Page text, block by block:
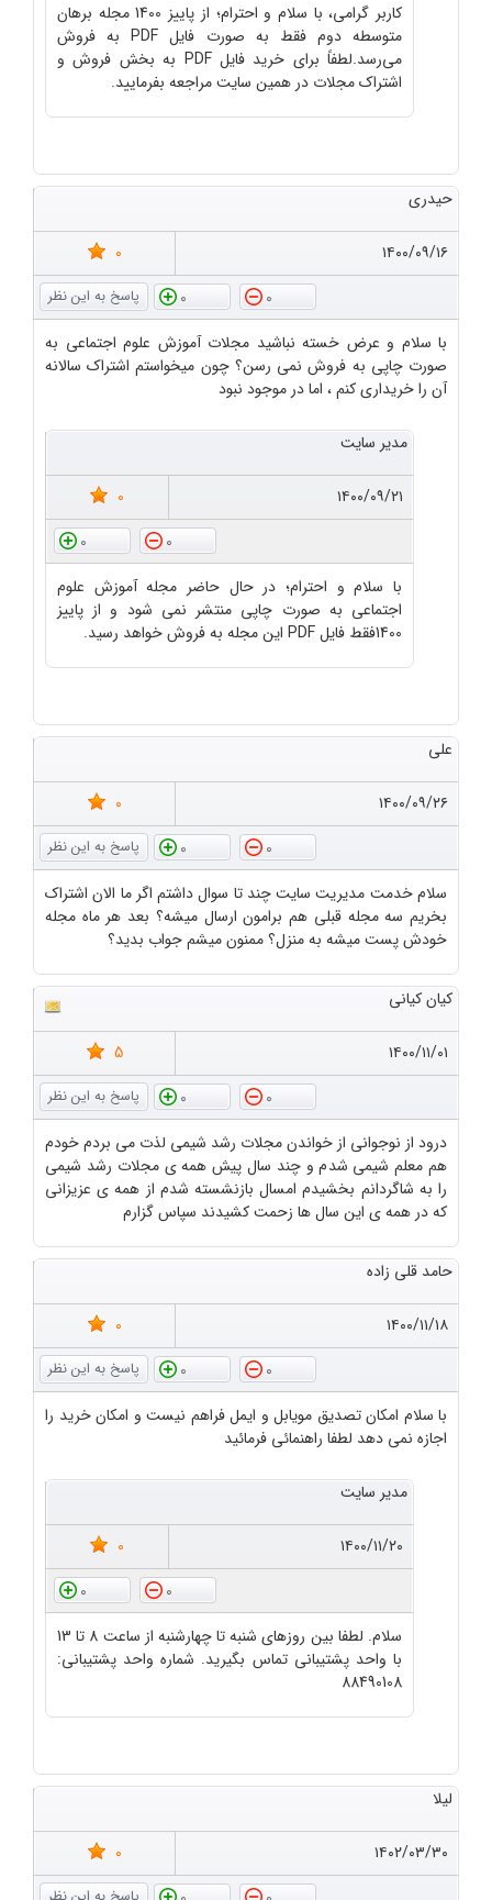
کاربر گرامی، با سلام و احترام؛ از پاییز 1400 مجله برهان
متوسطه دوم فقط به صورت فایل PDF به فروش
می‌رسد.لطفاً برای خرید فایل PDF به بخش فروش و
اشتراک مجلات در همین سایت مراجعه بفرمایید.
حیدری
۱۴۰۰/۰۹/۱۶
0
0
0
با سلام و عرض خسته نباشید مجلات آموزش علوم اجتماعی به
صورت چاپی به فروش نمی رسن؟ چون میخواستم اشتراک سالانه
آن را خریداری کنم ، اما در موجود نبود
مدیر سایت
۱۴۰۰/۰۹/۲۱
0
0
0
با سلام و احترام؛ در حال حاضر مجله آموزش علوم
اجتماعی به صورت چاپی منتشر نمی شود و از پاییز
1400فقط فایل PDF این مجله به فروش خواهد رسید.
علی
۱۴۰۰/۰۹/۲۶
0
0
0
سلام خدمت مدیریت سایت چند تا سوال داشتم اگر ما الان اشتراک
بخریم سه مجله قبلی هم برامون ارسال میشه؟ بعد هر ماه مجله
خودش پست میشه به منزل؟ ممنون میشم جواب بدید؟
کیان کیانی
۱۴۰۰/۱۱/۰۱
5
0
0
درود از نوجوانی از خواندن مجلات رشد شیمی لذت می بردم خودم
هم معلم شیمی شدم و چند سال پیش همه ی مجلات رشد شیمی
را به شاگردانم بخشیدم امسال بازنشسته شدم از همه ی عزیزانی
که در همه ی این سال ها زحمت کشیدند سپاس گزارم
حامد قلی زاده
۱۴۰۰/۱۱/۱۸
0
0
0
با سلام امکان تصدیق مویابل و ایمل فراهم نیست و امکان خرید را
اجازه نمی دهد لطفا راهنمائی فرمائید
مدیر سایت
۱۴۰۰/۱۱/۲۰
0
0
0
سلام. لطفا بین روزهای شنبه تا چهارشنبه از ساعت 8 تا 13
با واحد پشتیبانی تماس بگیرید. شماره واحد پشتیبانی:
88490108
لیلا
۱۴۰۲/۰۳/۳۰
0